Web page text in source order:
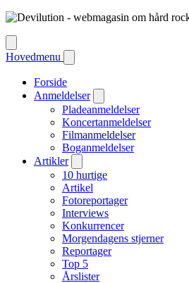
Hovedmenu
Forside
Anmeldelser
Pladeanmeldelser
Koncertanmeldelser
Filmanmeldelser
Boganmeldelser
Artikler
10 hurtige
Artikel
Fotoreportager
Interviews
Konkurrencer
Morgendagens stjerner
Reportager
Top 5
Årslister